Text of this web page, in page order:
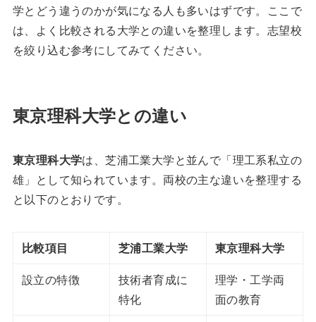
学とどう違うのかが気になる人も多いはずです。ここで
は、よく比較される大学との違いを整理します。志望校
を絞り込む参考にしてみてください。
東京理科大学との違い
東京理科大学は、芝浦工業大学と並んで「理工系私立の
雄」として知られています。両校の主な違いを整理する
と以下のとおりです。
比較項目 芝浦工業大学
東京理科大学
設立の特徴
技術者育成に
特化
理学・工学両
面の教育